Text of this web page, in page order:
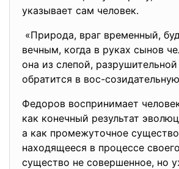
указывает сам человек.
«Природа, враг временный,
вечным, когда в руках сынов
она из слепой,
обратится в вос-
Федоров воспринимает
как конечный результат
а как промежуточное
находящееся в процессе
существо не совершенное, но